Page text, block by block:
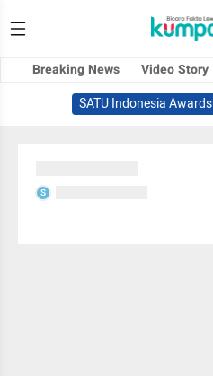
Breaking News Video Story
SATU Indonesia Awards
S